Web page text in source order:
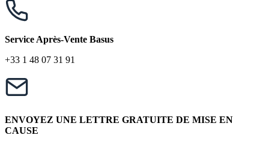
Service Après-Vente Basus
+33 1 48 07 31 91
ENVOYEZ UNE LETTRE GRATUITE DE MISE EN
CAUSE